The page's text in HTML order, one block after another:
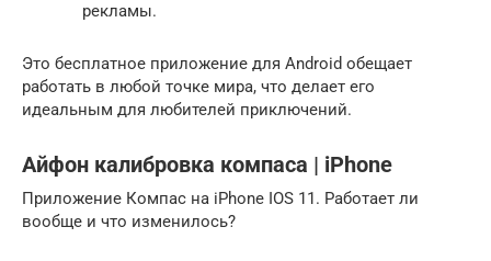
рекламы.
Это бесплатное приложение для Android обещает
работать в любой точке мира, что делает его
идеальным для любителей приключений.
Айфон калибровка компаса | iPhone
Приложение Компас на iPhone IOS 11. Работает ли
вообще и что изменилось?